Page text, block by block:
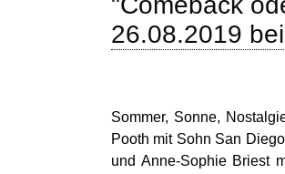
26.08.2019
Sommer, Sonne,
Pooth mit Sohn San
und Anne-Sophie Briest